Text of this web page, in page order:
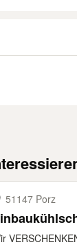
51147 Porz